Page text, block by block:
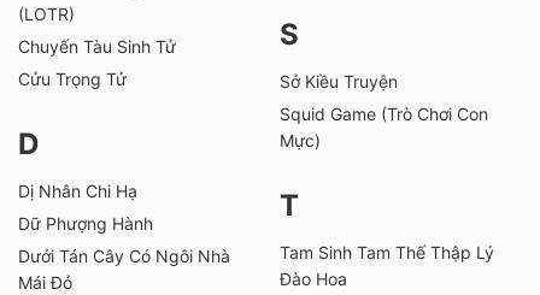
(LOTR)
Chuyến Tàu Sinh Tử
Cửu Trọng Tử
D
Dị Nhân Chi Hạ
Dữ Phượng Hành
Dưới Tán Cây Có Ngôi Nhà
Mái Đỏ
S
Sở Kiều Truyện
Squid Game (Trò Chơi Con
Mực)
T
Tam Sinh Tam Thế Thập Lý
Đào Hoa